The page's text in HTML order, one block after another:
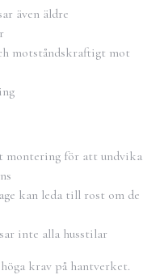
även äldre
motståndskraftigt mot
montering för att undvika
kan leda till rost om de
inte alla husstilar
krav på hantverket.